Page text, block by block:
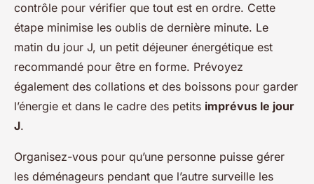
contrôle pour vérifier que tout est en ordre. Cette
étape minimise les oublis de dernière minute. Le
matin du jour J, un petit déjeuner énergétique est
recommandé pour être en forme. Prévoyez
également des collations et des boissons pour garder
l’énergie et dans le cadre des petits imprévus le jour
J.
Organisez-vous pour qu’une personne puisse gérer
les déménageurs pendant que l’autre surveille les